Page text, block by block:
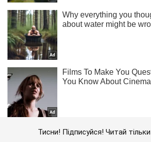
Тисни! Підписуйся! Читай